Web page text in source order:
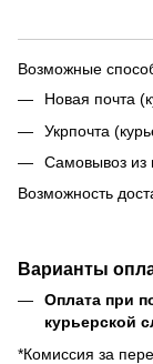
Возможные
Новая почта
Укрпочта
Самовывоз из
Возможность
Варианты
Оплата при
курьерской
*Комиссия за